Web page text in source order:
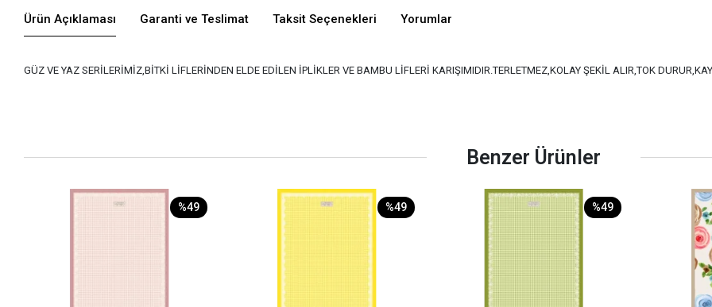
Ürün Açıklaması Garanti ve Teslimat Taksit Seçenekleri Yorumlar
GÜZ VE YAZ SERİLERİMİZ,BİTKİ LİFLERİNDEN ELDE EDİLEN İPLİKLER VE BAMBU LİFLERİ KARIŞIMIDIR.TERLETMEZ,KOLAY ŞEKİL ALIR,TOK
Benzer Ürünler
%49 %49 %49